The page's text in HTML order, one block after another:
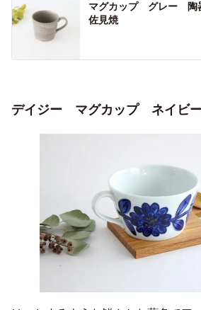
マグカップ グレー
佐見焼
デイジー マグカップ ネイビ